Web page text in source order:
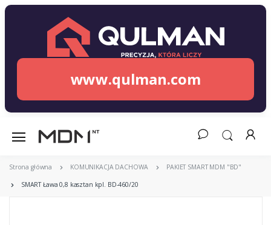
www.qulman.com
Strona główna KOMUNIKACJA DACHOWA PAKIET SMART MDM "BD"
SMART Ława 0,8 kasztan kpl. BD-460/20